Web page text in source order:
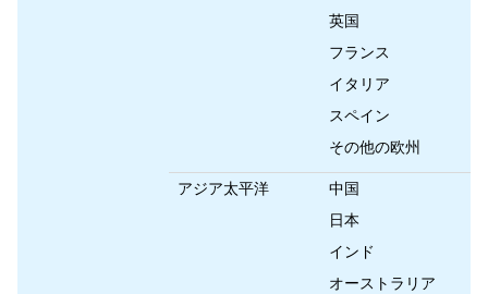
英国
フランス
イタリア
スペイン
その他の欧州
アジア太平洋
中国
日本
インド
オーストラリア